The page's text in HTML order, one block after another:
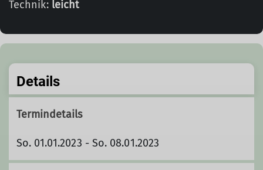
Technik: leicht
Details
Termindetails
So. 01.01.2023 - So. 08.01.2023